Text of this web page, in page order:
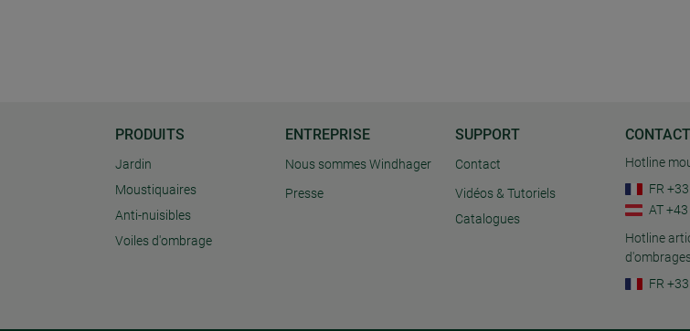
PRODUITS
Jardin
Moustiquaires
Anti-nuisibles
Voiles d'ombrage
ENTREPRISE
Nous sommes Windhager
Presse
SUPPORT
Contact
Vidéos & Tutoriels
Catalogues
Hotline
FR
AT
Hotline
FR